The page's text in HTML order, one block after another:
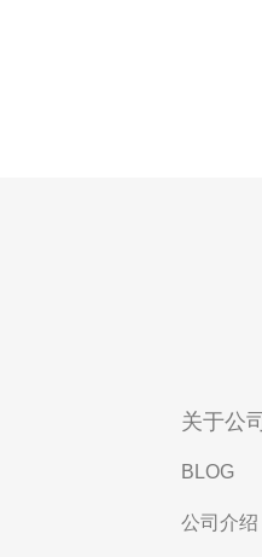
关于公司
BLOG
公司介绍